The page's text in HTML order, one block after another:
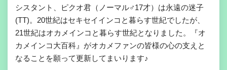
シスタント、ピクオ君（ノーマル♂17才）は永遠の迷子
(TT)。20世紀はセキセイインコと暮らす世紀でしたが、
21世紀はオカメインコと暮らす世紀となりました。『オ
カメインコ大百科』がオカメファンの皆様の心の支えと
なることを願って更新してまいります♪